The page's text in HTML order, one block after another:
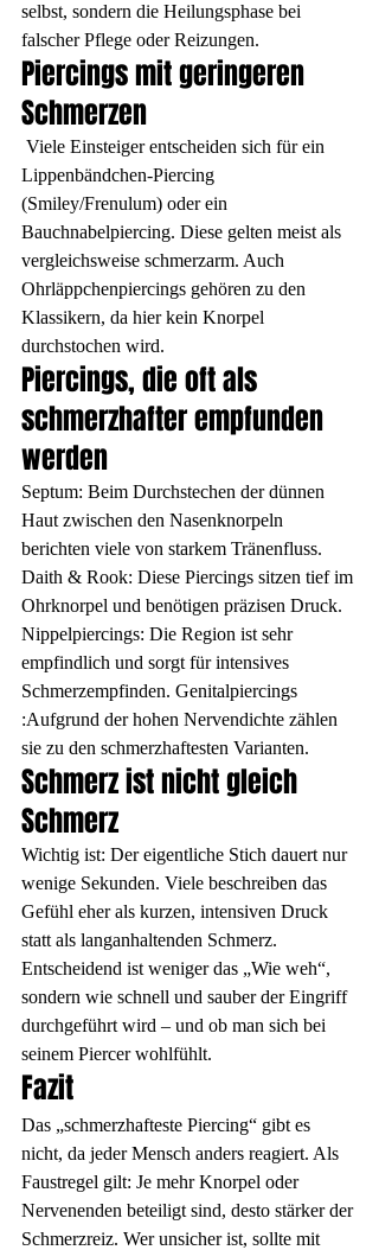
selbst, sondern die Heilungsphase bei
falscher Pflege oder Reizungen.
Piercings mit geringeren
Schmerzen
Lippenbändchen-Piercing
(Smiley/Frenulum) oder ein
Bauchnabelpiercing. Diese gelten meist als
vergleichsweise schmerzarm. Auch
Ohrläppchenpiercings gehören zu den
Klassikern, da hier kein Knorpel
durchstochen wird.
Piercings, die oft als
schmerzhafter empfunden
werden
Septum: Beim Durchstechen der dünnen
Haut zwischen den Nasenknorpeln
berichten viele von starkem Tränenfluss.
Daith & Rook: Diese Piercings sitzen tief im
Ohrknorpel und benötigen präzisen Druck.
Nippelpiercings: Die Region ist sehr
empfindlich und sorgt für intensives
Schmerzempfinden. Genitalpiercings
:Aufgrund der hohen Nervendichte zählen
sie zu den schmerzhaftesten Varianten.
Schmerz ist nicht gleich
Schmerz
Wichtig ist: Der eigentliche Stich dauert nur
wenige Sekunden. Viele beschreiben das
Gefühl eher als kurzen, intensiven Druck
statt als langanhaltenden Schmerz.
Entscheidend ist weniger das „Wie weh“,
sondern wie schnell und sauber der Eingriff
durchgeführt wird – und ob man sich bei
seinem Piercer wohlfühlt.
Fazit
Das „schmerzhafteste Piercing“ gibt es
nicht, da jeder Mensch anders reagiert. Als
Faustregel gilt: Je mehr Knorpel oder
Nervenenden beteiligt sind, desto stärker der
Schmerzreiz. Wer unsicher ist, sollte mit